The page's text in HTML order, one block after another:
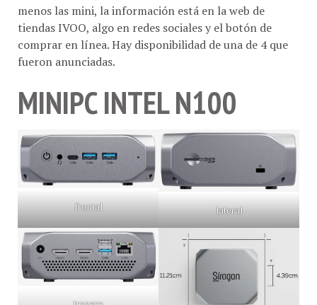
tiendas IVOO, algo en redes sociales y el botón de
comprar en línea. Hay disponibilidad de una de 4 que
fueron anunciadas.
MINIPC INTEL N100